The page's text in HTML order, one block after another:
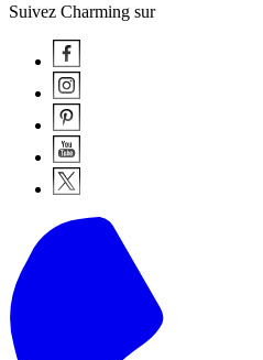
Suivez Charming sur